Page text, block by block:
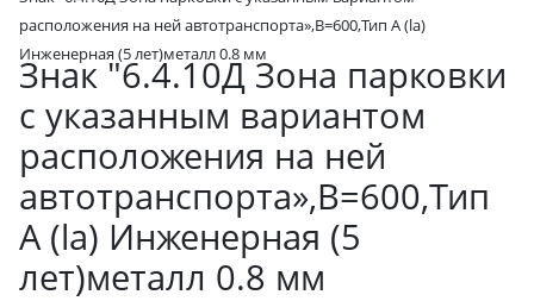
расположения на ней автотранспорта»,B=600,Тип А (la)
Инженерная (5 лет)металл 0.8 мм
Знак "6.4.10Д Зона парковки
с указанным вариантом
расположения на ней
автотранспорта»,B=600,Тип
А (la) Инженерная (5
лет)металл 0.8 мм